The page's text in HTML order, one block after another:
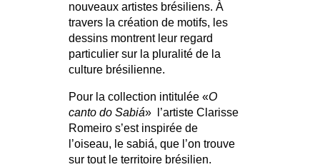
nouveaux artistes brésiliens. À
travers la création de motifs, les
dessins montrent leur regard
particulier sur la pluralité de la
culture brésilienne.
Pour la collection intitulée «O
canto do Sabiá» l’artiste Clarisse
Romeiro s’est inspirée de
l’oiseau, le sabiá, que l’on trouve
sur tout le territoire brésilien.